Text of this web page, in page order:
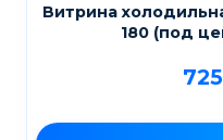
Витрина
180 (под